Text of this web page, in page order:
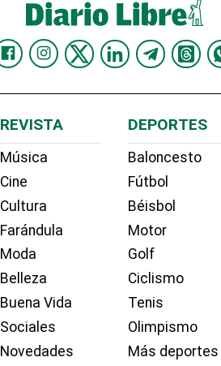
REVISTA
Música
Cine
Cultura
Farándula
Moda
Belleza
Buena Vida
Sociales
Novedades
DEPORTES
Baloncesto
Fútbol
Béisbol
Motor
Golf
Ciclismo
Tenis
Olimpismo
Más deportes